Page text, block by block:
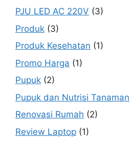
PJU LED AC 220V (3)
Produk (3)
Produk Kesehatan (1)
Promo Harga (1)
Pupuk (2)
Pupuk dan Nutrisi Tanaman
Renovasi Rumah (2)
Review Laptop (1)